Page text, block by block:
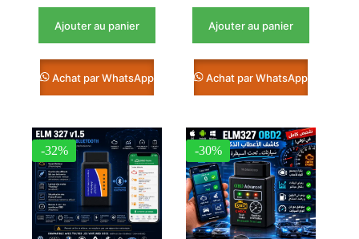
Ajouter au panier
Achat par WhatsApp
Ajouter au panier
Achat par WhatsApp
-32% -30%